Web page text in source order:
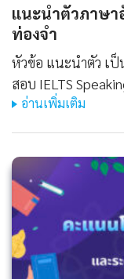
แนะนําตัวภาษา
ท่องจำ
หัวข้อ แนะนำตัว เ
สอบ IELTS
อ่านเพิ่มเติม